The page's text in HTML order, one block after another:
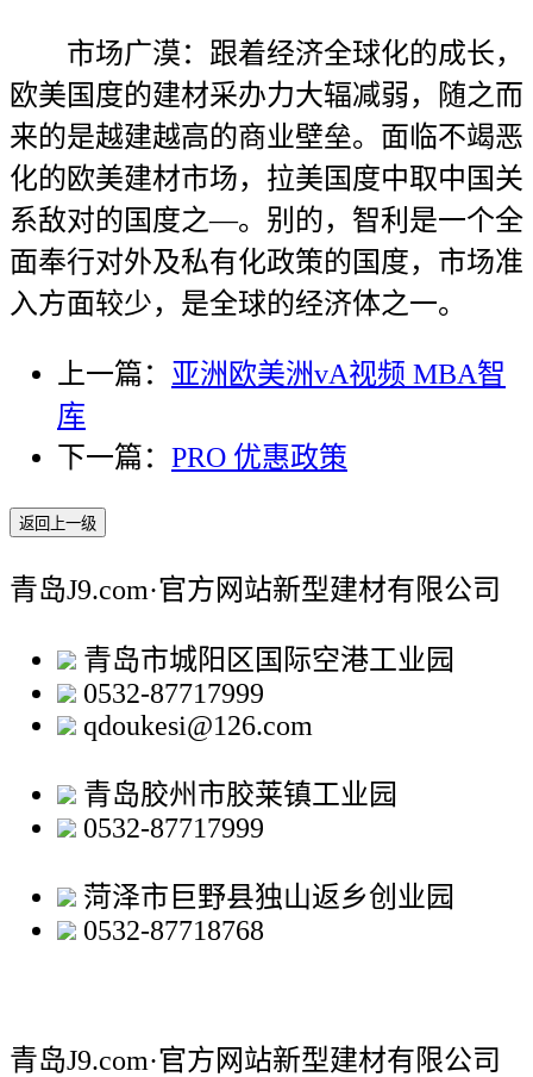
市场广漠：跟着经济全球化的成长，
欧美国度的建材采办力大辐减弱，随之而
来的是越建越高的商业壁垒。面临不竭恶
化的欧美建材市场，拉美国度中取中国关
系敌对的国度之—。别的，智利是一个全
面奉行对外及私有化政策的国度，市场准
入方面较少，是全球的经济体之一。
上一篇： 亚洲欧美洲vA视频 MBA智
库
下一篇： PRO 优惠政策
返回上一级
青岛J9.com·官方网站新型建材有限公司
青岛市城阳区国际空港工业园
0532-87717999
qdoukesi@126.com
青岛胶州市胶莱镇工业园
0532-87717999
菏泽市巨野县独山返乡创业园
0532-87718768
青岛J9.com·官方网站新型建材有限公司